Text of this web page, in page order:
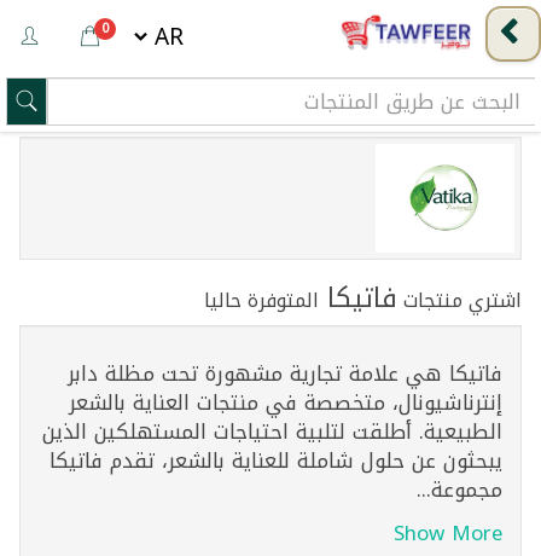
0
اشتري منتجات فاتيكا المتوفرة حاليا
فاتيكا هي علامة تجارية مشهورة تحت مظلة دابر
إنترناشيونال، متخصصة في منتجات العناية بالشعر
الطبيعية. أطلقت لتلبية احتياجات المستهلكين الذين
يبحثون عن حلول شاملة للعناية بالشعر، تقدم فاتيكا
مجموعة...
Show More